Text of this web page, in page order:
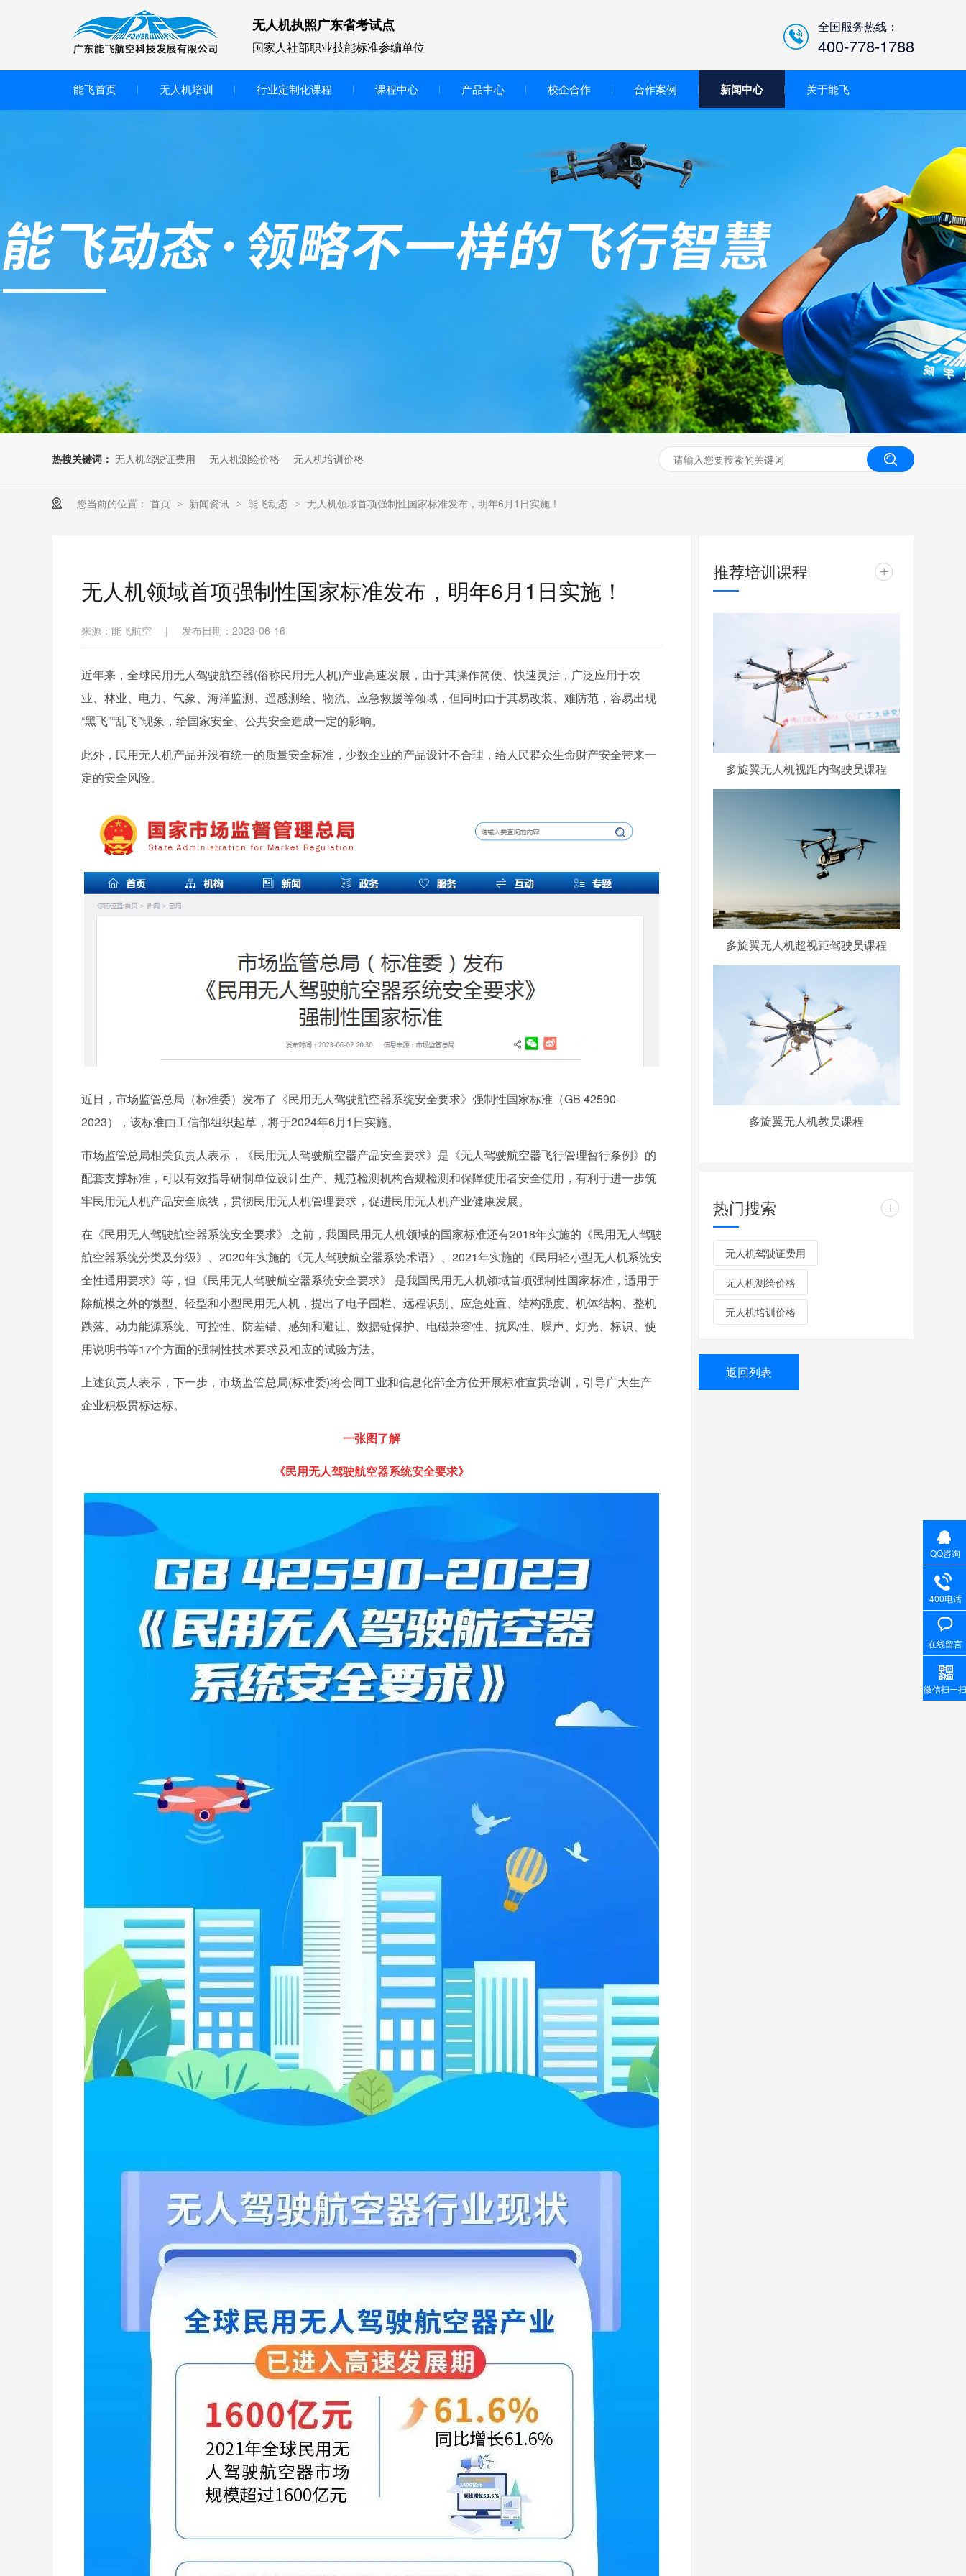
无人机执照广东省考试点
国家人社部职业技能标准参编单位
全国服务热线：
400-778-1788
能飞首页 无人机培训 行业定制化课程 课程中心 产品中心
智慧交互显示大屏
无人机基础飞行模拟仿真教学
装
无人机考培基地工具
无人机考试评测系统
多旋翼无人机组装专用配件套
垂直起降固定翼装调实训教学
无人机套装
无人机工程创新实训
校企合作 合作案例 新闻中心 关于能飞
热搜关键词： 无人机驾驶证费用 无人机测绘价格 无人机培训价格
您当前的位置： 首页 > 新闻资讯 > 能飞动态 > 无人机领域首项强制性国家标准发布，明年6月1日实施！
无人机领域首项强制性国家标准发布，明年6月1日实施！
来源：能飞航空 | 发布日期：2023-06-16
近年来，全球民用无人驾驶航空器(俗称民用无人机)产业高速发展，由于其操作简便、快速灵活，广泛应用于农
业、林业、电力、气象、海洋监测、遥感测绘、物流、应急救援等领域，但同时由于其易改装、难防范，容易出现
“黑飞”“乱飞”现象，给国家安全、公共安全造成一定的影响。
此外，民用无人机产品并没有统一的质量安全标准，少数企业的产品设计不合理，给人民群众生命财产安全带来一
定的安全风险。
近日，市场监管总局（标准委）发布了《民用无人驾驶航空器系统安全要求》强制性国家标准（GB 42590-
2023），该标准由工信部组织起草，将于2024年6月1日实施。
市场监管总局相关负责人表示，《民用无人驾驶航空器产品安全要求》是《无人驾驶航空器飞行管理暂行条例》的
配套支撑标准，可以有效指导研制单位设计生产、规范检测机构合规检测和保障使用者安全使用，有利于进一步筑
牢民用无人机产品安全底线，贯彻民用无人机管理要求，促进民用无人机产业健康发展。
在《民用无人驾驶航空器系统安全要求》 之前，我国民用无人机领域的国家标准还有2018年实施的《民用无人驾驶
航空器系统分类及分级》、2020年实施的《无人驾驶航空器系统术语》、2021年实施的《民用轻小型无人机系统安
全性通用要求》等，但《民用无人驾驶航空器系统安全要求》 是我国民用无人机领域首项强制性国家标准，适用于
除航模之外的微型、轻型和小型民用无人机，提出了电子围栏、远程识别、应急处置、结构强度、机体结构、整机
跌落、动力能源系统、可控性、防差错、感知和避让、数据链保护、电磁兼容性、抗风性、噪声、灯光、标识、使
用说明书等17个方面的强制性技术要求及相应的试验方法。
上述负责人表示，下一步，市场监管总局(标准委)将会同工业和信息化部全方位开展标准宣贯培训，引导广大生产
企业积极贯标达标。
一张图了解
《民用无人驾驶航空器系统安全要求》
推荐培训课程 +
多旋翼无人机视距内驾驶员课程
多旋翼无人机超视距驾驶员课程
多旋翼无人机教员课程
热门搜索 +
无人机驾驶证费用
无人机测绘价格
无人机培训价格
返回列表
QQ咨询
400电话
在线留言
微信扫一扫